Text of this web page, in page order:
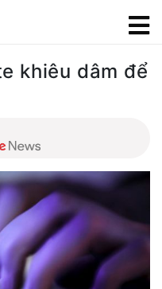
khiêu dâm để